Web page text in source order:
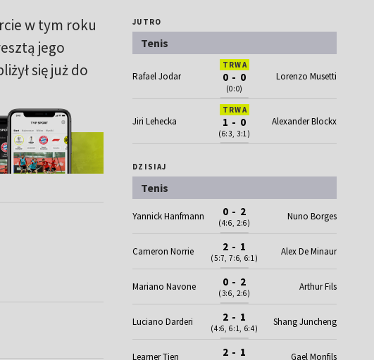
w tym roku
jego
się już do
JUTRO
Tenis
Rafael Jodar
TRWA
0 - 0
(0:0)
Lorenzo Musetti
Jiri Lehecka
TRWA
1 - 0
(6:3, 3:1)
Alexander Blockx
DZISIAJ
Tenis
Yannick Hanfmann 0 - 2
(4:6, 2:6)
Nuno Borges
Cameron Norrie 2 - 1
(5:7, 7:6, 6:1)
Alex De Minaur
Mariano Navone 0 - 2
(3:6, 2:6)
Arthur Fils
Luciano Darderi 2 - 1
(4:6, 6:1, 6:4)
Shang Juncheng
Learner Tien 2 - 1 Gael Monfils